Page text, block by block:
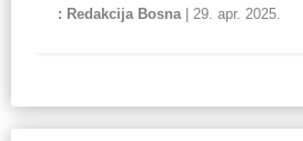
Redakcija Bosna|29. apr. 2025.